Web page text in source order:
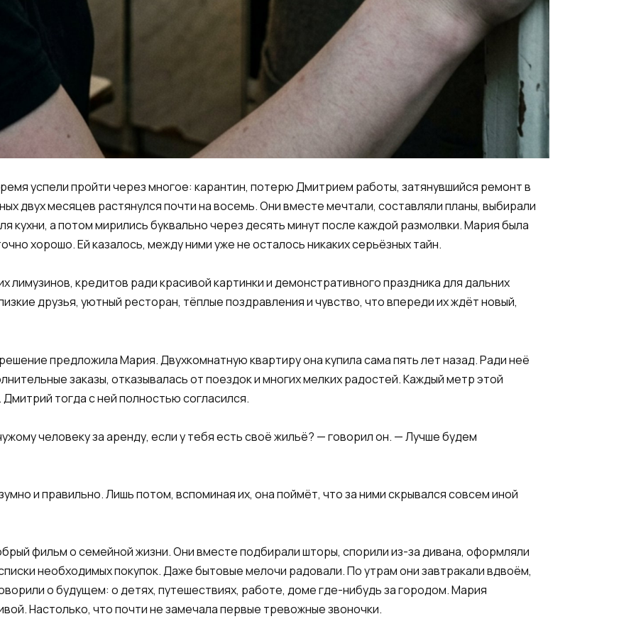
успели пройти через многое: карантин, потерю Дмитрием работы, затянувшийся ремонт в
двух месяцев растянулся почти на восемь. Они вместе мечтали, составляли планы, выбирали
кухни, а потом мирились буквально через десять минут после каждой размолвки. Мария была
хорошо. Ей казалось, между ними уже не осталось никаких серьёзных тайн.
лимузинов, кредитов ради красивой картинки и демонстративного праздника для дальних
друзья, уютный ресторан, тёплые поздравления и чувство, что впереди их ждёт новый,
предложила Мария. Двухкомнатную квартиру она купила сама пять лет назад. Ради неё
заказы, отказывалась от поездок и многих мелких радостей. Каждый метр этой
тогда с ней полностью согласился.
человеку за аренду, если у тебя есть своё жильё? — говорил он. — Лучше будем
и правильно. Лишь потом, вспоминая их, она поймёт, что за ними скрывался совсем иной
фильм о семейной жизни. Они вместе подбирали шторы, спорили из-за дивана, оформляли
необходимых покупок. Даже бытовые мелочи радовали. По утрам они завтракали вдвоём,
о будущем: о детях, путешествиях, работе, доме где-нибудь за городом. Мария
Настолько, что почти не замечала первые тревожные звоночки.